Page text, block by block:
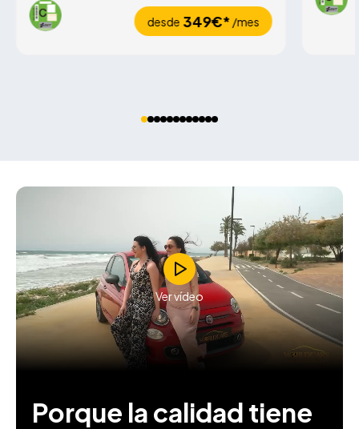
desde 349€*/mes
Ver vídeo
Porque la calidad tiene